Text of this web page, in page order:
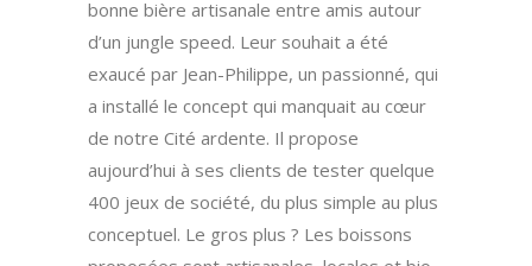
bonne bière artisanale entre amis autour
d’un jungle speed. Leur souhait a été
exaucé par Jean-Philippe, un passionné, qui
a installé le concept qui manquait au cœur
de notre Cité ardente. Il propose
aujourd’hui à ses clients de tester quelque
400 jeux de société, du plus simple au plus
conceptuel. Le gros plus ? Les boissons